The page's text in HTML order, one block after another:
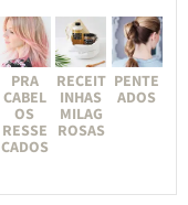
PRA
CABEL
OS
RESSE
CADOS
RECEIT
INHAS
MILAG
ROSAS
PENTE
ADOS